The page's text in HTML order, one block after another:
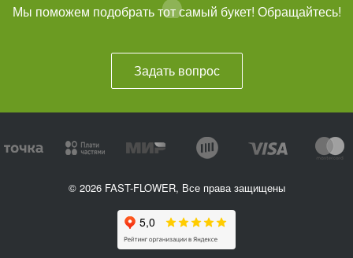
Мы поможем подобрать тот самый букет! Обращайтесь!
Задать вопрос
© 2026 FAST-FLOWER, Все права защищены